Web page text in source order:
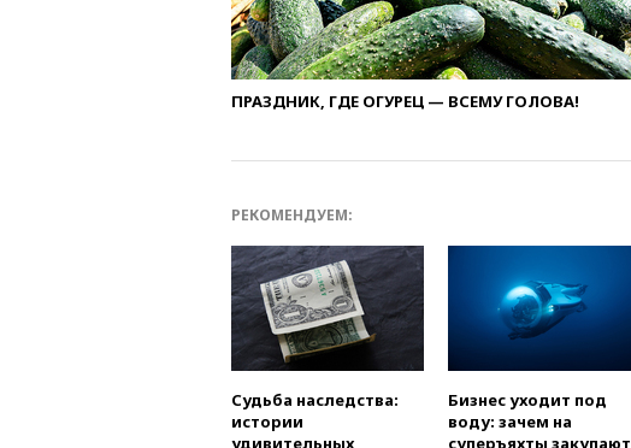
ПРАЗДНИК, ГДЕ ОГУРЕЦ — ВСЕМУ ГОЛОВА!
РЕКОМЕНДУЕМ:
Судьба наследства:
истории
удивительных
Бизнес уходит под
воду: зачем на
суперъяхты закупают